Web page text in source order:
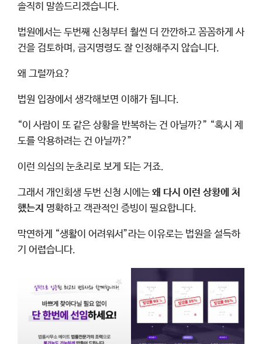
솔직히 말씀드리겠습니다.
법원에서는 두번째 신청부터 훨씬 더 깐깐하고 꼼꼼하게 사
건을 검토하며, 금지명령도 잘 인정해주지 않습니다.
왜 그럴까요?
법원 입장에서 생각해보면 이해가 됩니다.
“이 사람이 또 같은 상황을 반복하는 건 아닐까?” “혹시 제
도를 악용하려는 건 아닐까?”
이런 의심의 눈초리로 보게 되는 거죠.
그래서 개인회생 두번 신청 시에는 왜 다시 이런 상황에 처
했는지 명확하고 객관적인 증빙이 필요합니다.
막연하게 “생활이 어려워서”라는 이유로는 법원을 설득하
기 어렵습니다.